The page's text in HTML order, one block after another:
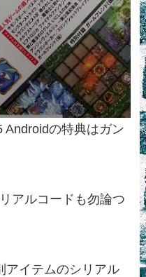
Androidの特典はガン
アルコードも勿論つ
アイテムのシリアル